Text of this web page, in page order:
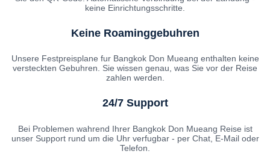
keine Einrichtungsschritte.
Keine Roaminggebuhren
Unsere Festpreisplane fur Bangkok Don Mueang enthalten keine
versteckten Gebuhren. Sie wissen genau, was Sie vor der Reise
zahlen werden.
24/7 Support
Bei Problemen wahrend Ihrer Bangkok Don Mueang Reise ist
unser Support rund um die Uhr verfugbar - per Chat, E-Mail oder
Telefon.